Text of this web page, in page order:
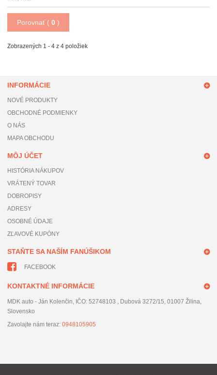
Porovnať ( 0 )
Zobrazených 1 - 4 z 4 položiek
INFORMÁCIE
NOVÉ PRODUKTY
OBCHODNÉ PODMIENKY
O NÁS
MAPA OBCHODU
MÔJ ÚČET
HISTÓRIA NÁKUPOV
VRÁTENÝ TOVAR
DOBROPISY
ADRESY
OSOBNÉ ÚDAJE
ZĽAVOVÉ KUPÓNY
STAŇTE SA NAŠÍM FANÚŠIKOM
FACEBOOK
KONTAKTNÉ INFORMÁCIE
MDK auto - Ján Kolenčin, IČO: 52748103 , Dubová 3272/15, 01007 Žilina,
Slovensko
Zavolajte nám teraz: 0948105905